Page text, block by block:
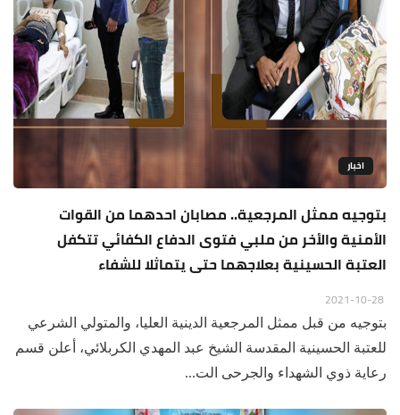
اخبار
بتوجيه ممثل المرجعية.. مصابان احدهما من القوات
الأمنية والأخر من ملبي فتوى الدفاع الكفائي تتكفل
العتبة الحسينية بعلاجهما حتى يتماثلا للشفاء
بتوجيه من قبل ممثل المرجعية الدينية العليا، والمتولي الشرعي
للعتبة الحسينية المقدسة الشيخ عبد المهدي الكربلائي، أعلن قسم
رعاية ذوي الشهداء والجرحى الت...